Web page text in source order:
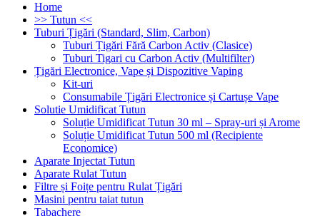
Home
>> Tutun <<
Tuburi Țigări (Standard, Slim, Carbon)
Tuburi Țigări Fără Carbon Activ (Clasice)
Tuburi Tigari cu Carbon Activ (Multifilter)
Țigări Electronice, Vape și Dispozitive Vaping
Kit-uri
Consumabile Țigări Electronice și Cartușe Vape
Solutie Umidificat Tutun
Soluție Umidificat Tutun 30 ml – Spray-uri și Arome
Soluție Umidificat Tutun 500 ml (Recipiente
Economice)
Aparate Injectat Tutun
Aparate Rulat Tutun
Filtre și Foițe pentru Rulat Țigări
Masini pentru taiat tutun
Tabachere